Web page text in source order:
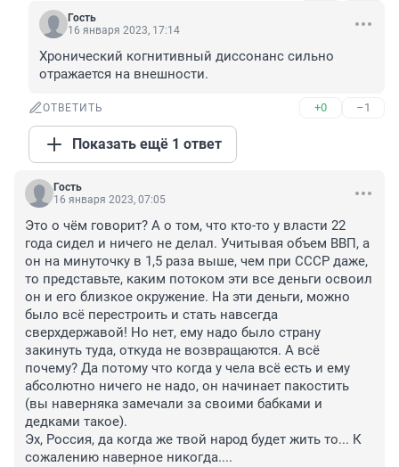
Гость
16 января 2023, 17:14
Хронический когнитивный диссонанс сильно
отражается на внешности.
ОТВЕТИТЬ +0 –1
Показать ещё 1 ответ
Гость
16 января 2023, 07:05
Это о чём говорит? А о том, что кто-то у власти 22
года сидел и ничего не делал. Учитывая объем ВВП, а
он на минуточку в 1,5 раза выше, чем при СССР даже,
то представьте, каким потоком эти все деньги освоил
он и его близкое окружение. На эти деньги, можно
было всё перестроить и стать навсегда
сверхдержавой! Но нет, ему надо было страну
закинуть туда, откуда не возвращаются. А всё
почему? Да потому что когда у чела всё есть и ему
абсолютно ничего не надо, он начинает пакостить
(вы наверняка замечали за своими бабками и
дедками такое).
Эх, Россия, да когда же твой народ будет жить то... К
сожалению наверное никогда....